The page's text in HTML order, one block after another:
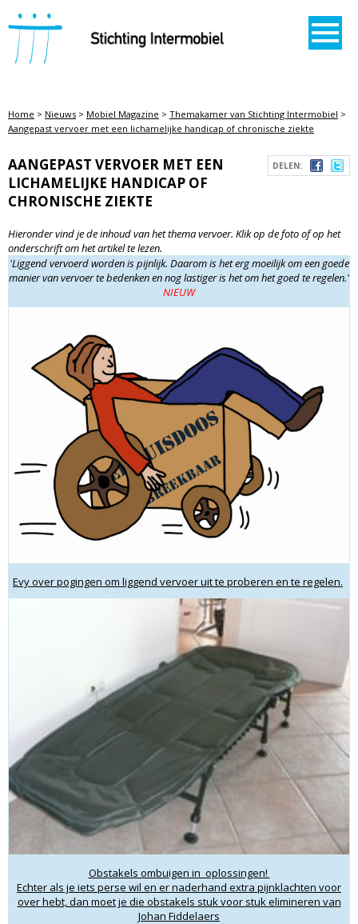
STICHTING INTERMOBIEL
Home > Nieuws > Mobiel Magazine > Themakamer van Stichting Intermobiel >
Aangepast vervoer met een lichamelijke handicap of chronische ziekte
DELEN:
AANGEPAST VERVOER MET EEN
LICHAMELIJKE HANDICAP OF
CHRONISCHE ZIEKTE
Hieronder vind je de inhoud van het thema vervoer. Klik op de foto of op het
onderschrift om het artikel te lezen.
'Liggend vervoerd worden is pijnlijk. Daarom is het erg moeilijk om een goede
manier van vervoer te bedenken en nog lastiger is het om het goed te regelen.'
NIEUW
Evy over pogingen om liggend vervoer uit te proberen en te regelen.
Obstakels ombuigen in oplossingen!
Echter als je iets perse wil en er naderhand extra pijnklachten voor
over hebt, dan moet je die obstakels stuk voor stuk elimineren van
Johan Fiddelaers